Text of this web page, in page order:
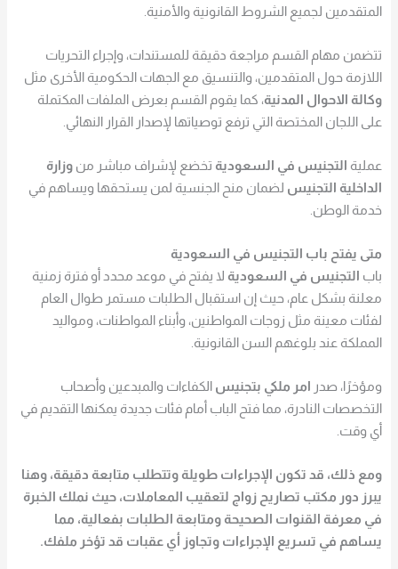
المتقدمين لجميع الشروط القانونية والأمنية.
تتضمن مهام القسم مراجعة دقيقة للمستندات، وإجراء التحريات
اللازمة حول المتقدمين، والتنسيق مع الجهات الحكومية الأخرى مثل
وكالة الاحوال المدنية، كما يقوم القسم بعرض الملفات المكتملة
على اللجان المختصة التي ترفع توصياتها لإصدار القرار النهائي.
عملية التجنيس في السعودية تخضع لإشراف مباشر منوزارة
الداخلية التجنيس لضمان منح الجنسية لمن يستحقها ويساهم في
خدمة الوطن.
متى يفتح باب التجنيس في السعودية
باب التجنيس في السعودية لا يفتح في موعد محدد أو فترة زمنية
معلنة بشكل عام، حيث إن استقبال الطلبات مستمر طوال العام
لفئات معينة مثل زوجات المواطنين، وأبناء المواطنات، ومواليد
المملكة عند بلوغهم السن القانونية.
ومؤخرًا، صدر امر ملكي بتجنيس الكفاءات والمبدعين وأصحاب
التخصصات النادرة، مما فتح الباب أمام فئات جديدة يمكنها التقديم في
أي وقت.
ومع ذلك، قد تكون الإجراءات طويلة وتتطلب متابعة دقيقة، وهنا
يبرز دور مكتب تصاريح زواج لتعقيب المعاملات، حيث نملك الخبرة
في معرفة القنوات الصحيحة ومتابعة الطلبات بفعالية، مما
يساهم في تسريع الإجراءات وتجاوز أي عقبات قد تؤخر ملفك.